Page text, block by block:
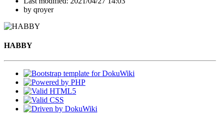
by qroyer
HABBY